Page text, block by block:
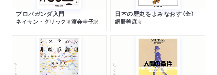
プロパガンダ入門
ネイサン・クリック著渡会圭子訳
日本の歴史をよみなおす（全）
網野善彦著
ちくま学芸文庫 ちくま学芸文庫